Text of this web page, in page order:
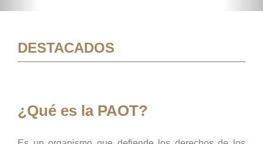
DESTACADOS
¿Qué es la PAOT?